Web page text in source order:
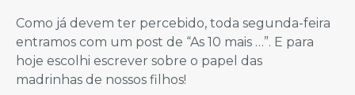
Como já devem ter percebido, toda segunda-feira
entramos com um post de “As 10 mais …”. E para
hoje escolhi escrever sobre o papel das
madrinhas de nossos filhos!